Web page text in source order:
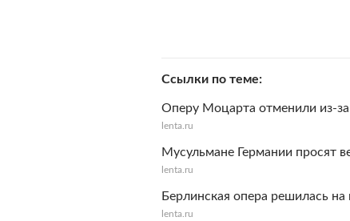
Ссылки по теме
Оперу Моцарта отменили из-
lenta.ru
Мусульмане Германии просят
lenta.ru
Берлинская опера решилась
lenta.ru